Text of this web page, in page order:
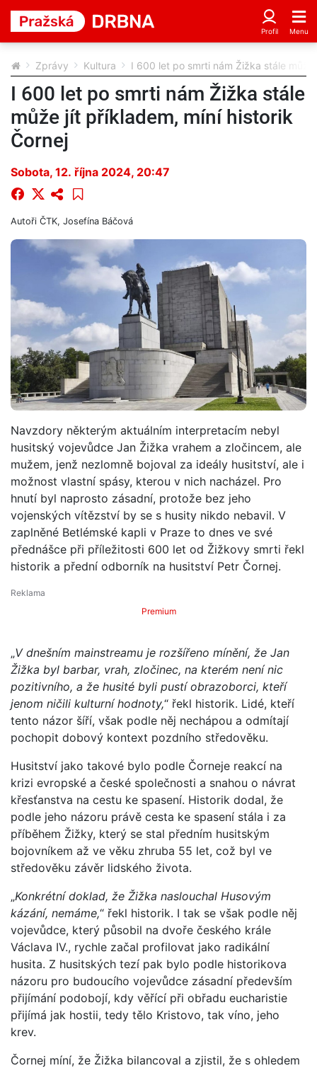
Zprávy Kultura I 600 let po smrti nám Žižka stále
I 600 let po smrti nám Žižka stále
může jít příkladem, míní historik
Čornej
Sobota, 12. října 2024, 20:47
Autoři ČTK, Josefína Báčová
Navzdory některým aktuálním interpretacím nebyl
husitský vojevůdce Jan Žižka vrahem a zločincem, ale
mužem, jenž nezlomně bojoval za ideály husitství, ale i
možnost vlastní spásy, kterou v nich nacházel. Pro
hnutí byl naprosto zásadní, protože bez jeho
vojenských vítězství by se s husity nikdo nebavil. V
zaplněné Betlémské kapli v Praze to dnes ve své
přednášce při příležitosti 600 let od Žižkovy smrti řekl
historik a přední odborník na husitství Petr Čornej.
Premium
„V dnešním mainstreamu je rozšířeno mínění, že Jan
Žižka byl barbar, vrah, zločinec, na kterém není nic
pozitivního, a že husité byli pustí obrazoborci, kteří
jenom ničili kulturní hodnoty,“ řekl historik. Lidé, kteří
tento názor šíří, však podle něj nechápou a odmítají
pochopit dobový kontext pozdního středověku.
Husitství jako takové bylo podle Čorneje reakcí na
krizi evropské a české společnosti a snahou o návrat
křesťanstva na cestu ke spasení. Historik dodal, že
podle jeho názoru právě cesta ke spasení stála i za
příběhem Žižky, který se stal předním husitským
bojovníkem až ve věku zhruba 55 let, což byl ve
středověku závěr lidského života.
„Konkrétní doklad, že Žižka naslouchal Husovým
kázání, nemáme,“ řekl historik. I tak se však podle něj
vojevůdce, který působil na dvoře českého krále
Václava IV., rychle začal profilovat jako radikální
husita. Z husitských tezí pak bylo podle historikova
názoru pro budoucího vojevůdce zásadní především
přijímání podobojí, kdy věřící při obřadu eucharistie
přijímá jak hostii, tedy tělo Kristovo, tak víno, jeho
krev.
Čornej míní, že Žižka bilancoval a zjistil, že s ohledem